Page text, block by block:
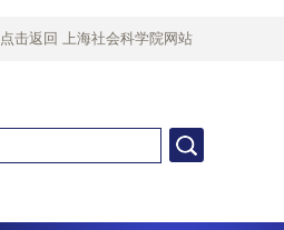
点击返回 上海社会科学院网站